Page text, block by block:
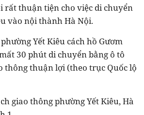
rất thuận tiện cho việc di chuyển
vào nội thành Hà Nội.
Yết Kiêu cách hồ Gươm
30 phút di chuyển bằng ô tô
thông thuận lợi (theo trục Quốc lộ